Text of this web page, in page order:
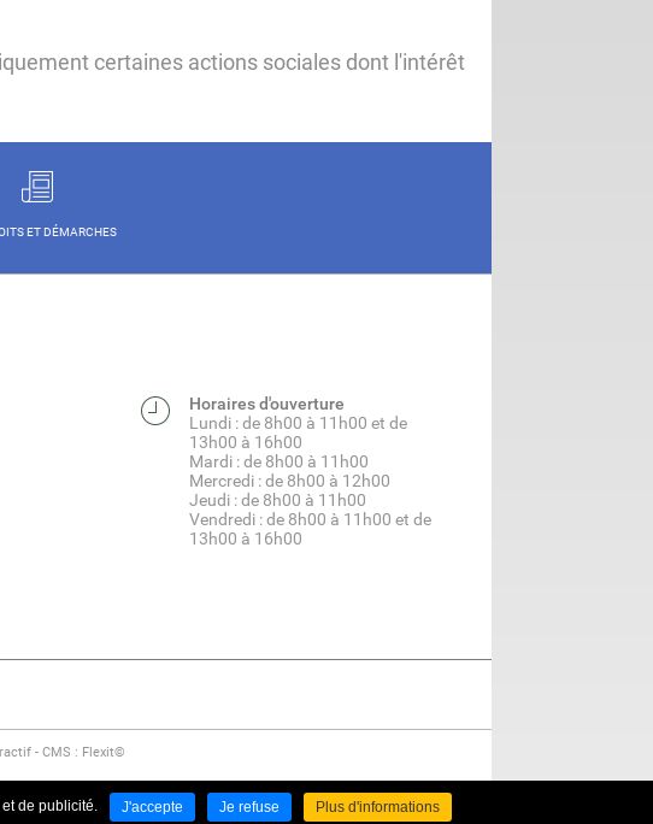
certaines actions sociales dont l'intérêt
ET DÉMARCHES
Horaires d'ouverture
Lundi : de 8h00 à 11h00 et de
13h00 à 16h00
Mardi : de 8h00 à 11h00
Mercredi : de 8h00 à 12h00
Jeudi : de 8h00 à 11h00
Vendredi : de 8h00 à 11h00 et de
13h00 à 16h00
- CMS : Flexit©
de publicité.
J'accepte Je refuse Plus d'informations